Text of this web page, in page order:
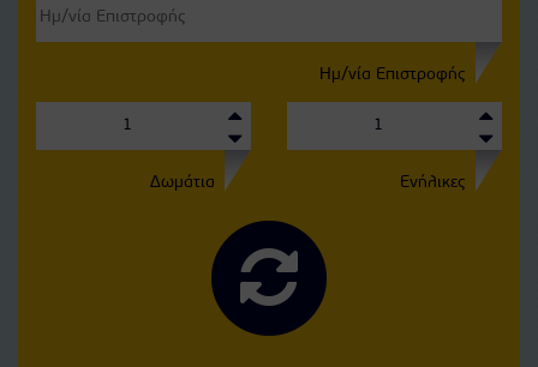
Ημ/νία Επιστροφής
Δωμάτια Ενήλικες